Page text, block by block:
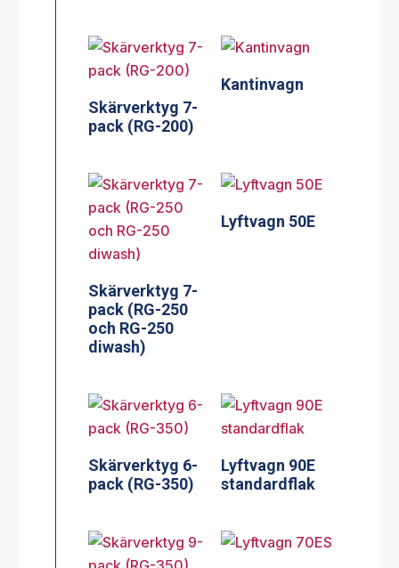
Skärverktyg 7-
pack (RG-200)
Kantinvagn
Skärverktyg 7-
pack (RG-250
och RG-250
diwash)
Lyftvagn 50E
Skärverktyg 6-
pack (RG-350)
Lyftvagn 90E
standardflak